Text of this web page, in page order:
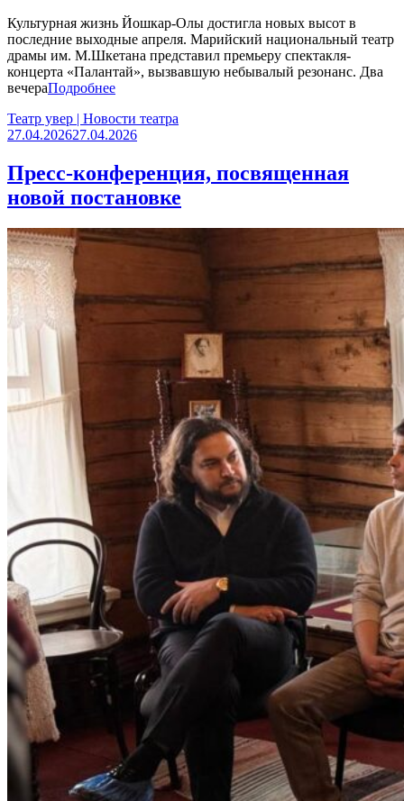
Культурная жизнь Йошкар-Олы достигла новых высот в
последние выходные апреля. Марийский национальный театр
драмы им. М.Шкетана представил премьеру спектакля-
концерта «Палантай», вызвавшую небывалый резонанс. Два
вечераПодробнее
Театр увер | Новости театра
27.04.202627.04.2026
Пресс-конференция, посвященная
новой постановке